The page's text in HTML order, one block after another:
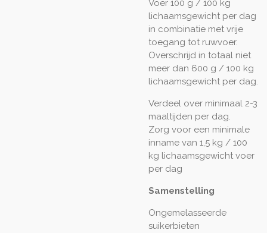
Voer 100 g / 100 kg
lichaamsgewicht per dag
in combinatie met vrije
toegang tot ruwvoer.
Overschrijd in totaal niet
meer dan 600 g / 100 kg
lichaamsgewicht per dag.
Verdeel over minimaal 2-3
maaltijden per dag.
Zorg voor een minimale
inname van 1,5 kg / 100
kg lichaamsgewicht voer
per dag
Samenstelling
Ongemelasseerde
suikerbieten